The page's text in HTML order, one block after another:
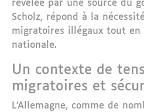
révélée par une source du
Scholz, répond à la
migratoires illégaux tout
nationale.
Un contexte de
migratoires et
L’Allemagne, comme de